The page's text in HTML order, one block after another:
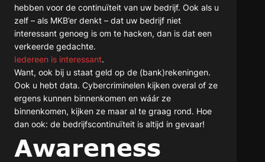
hebben voor de continuïteit van uw bedrijf. Ook als u
zelf – als MKB’er denkt – dat uw bedrijf niet
interessant genoeg is om te hacken, dan is dat een
verkeerde gedachte.
Iedereen is interessant.
Want, ook bij u staat geld op de (bank)rekeningen.
Ook u hebt data. Cybercriminelen kijken overal of ze
ergens kunnen binnenkomen en wáár ze
binnenkomen, kijken ze maar al te graag rond. Hoe
dan ook: de bedrijfscontinuïteit is altijd in gevaar!
Awareness